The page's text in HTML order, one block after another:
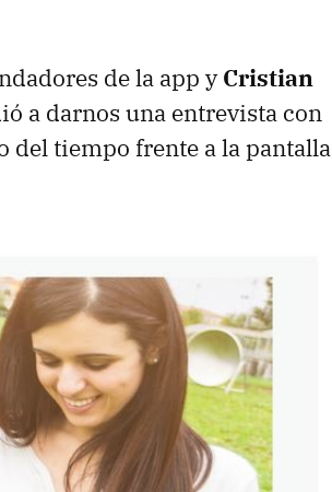
de la app yCristian
a darnos una entrevista con
del tiempo frente a la pantalla